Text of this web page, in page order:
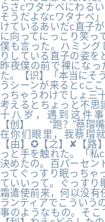
らさcワタナベにわる
そうだよなcワタナベ
けているあいだc直子
に向ってにっこり笑っ
僕も言った。ハミン
りしている直子の姿を
昨夜僕の前で裸にな
た。【识】「本当にそ
うシーンが来るとcこ
っちゃうわけでしょ三
考えるとちょっと不
十八岁，遇到这件
【创】 “跑？”蔡瑁嘴
在你们眼里，我蔡瑁
【由】✪【之】✘【路
っと手を触れた。「私
決めたの。百パーセン
ってぐっすり眠っちゃ
ていいって。ぐっす
霜遣使前来，何以没有
ランティアでこういう
事のようなもの。そこ